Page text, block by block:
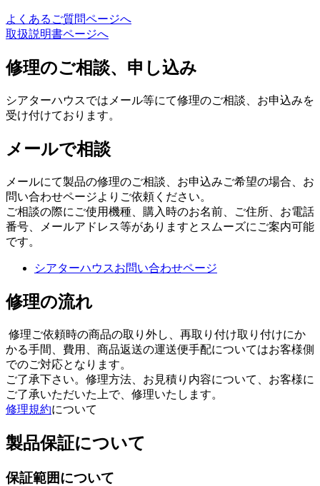
よくあるご質問ページへ
取扱説明書ページへ
修理のご相談、申し込み
シアターハウスではメール等にて修理のご相談、お申込みを
受け付けております。
メールで相談
メールにて製品の修理のご相談、お申込みご希望の場合、お
問い合わせページよりご依頼ください。
ご相談の際にご使用機種、購入時のお名前、ご住所、お電話
番号、メールアドレス等がありますとスムーズにご案内可能
です。
シアターハウスお問い合わせページ
修理の流れ
修理ご依頼時の商品の取り外し、再取り付け取り付けにか
かる手間、費用、商品返送の運送便手配についてはお客様側
でのご対応となります。
ご了承下さい。修理方法、お見積り内容について、お客様に
ご了承いただいた上で、修理いたします。
修理規約について
製品保証について
保証範囲について